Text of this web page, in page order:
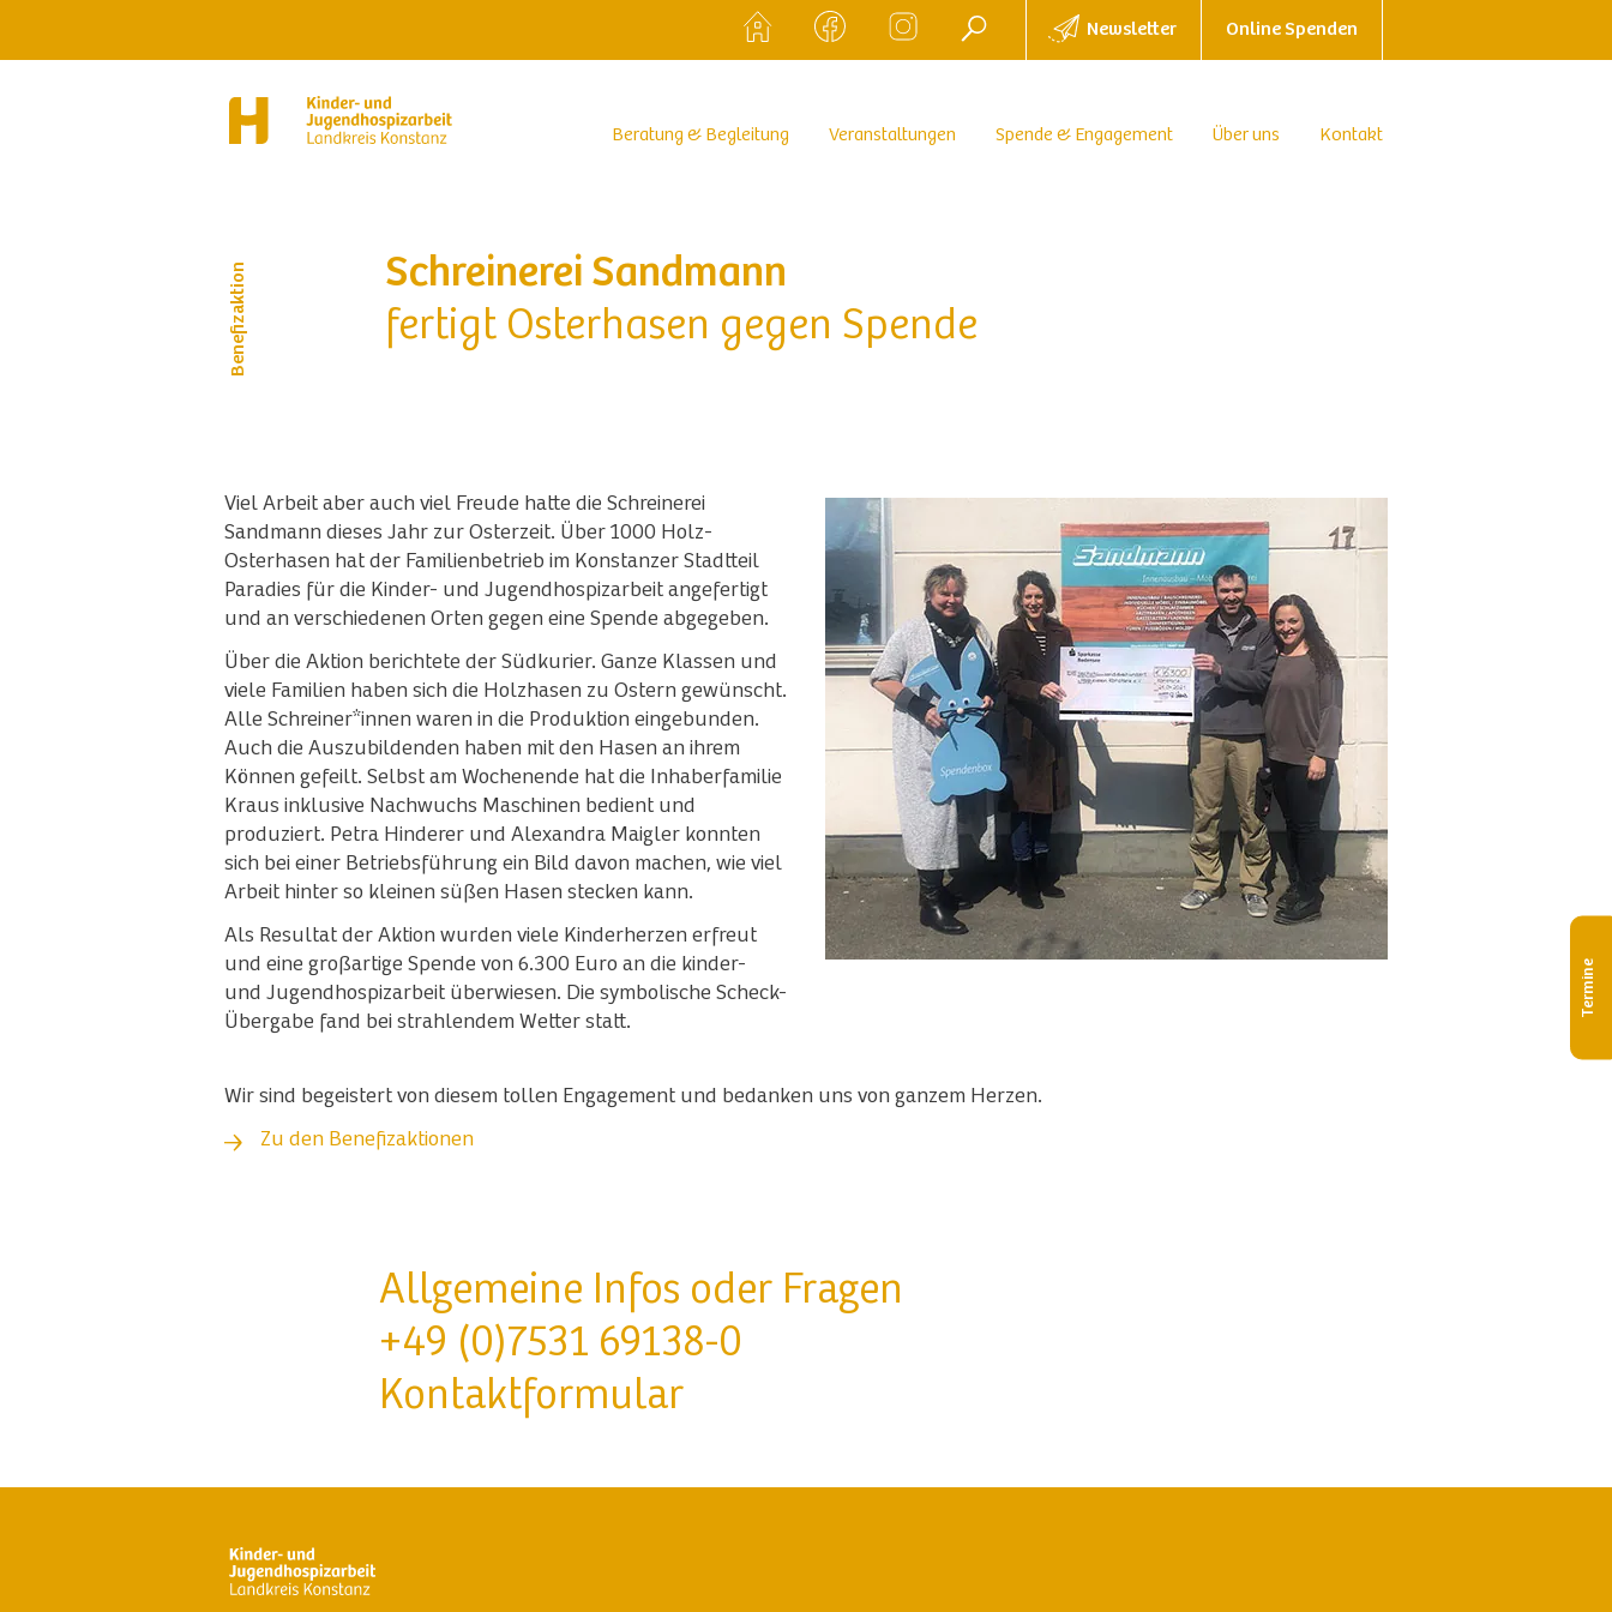
Newsletter Online Spenden
Beratung & Begleitung Veranstaltungen Spende & Engagement Über uns Kontakt
Benefizaktion
Schreinerei Sandmann
fertigt Osterhasen gegen Spende
Termine
Viel Arbeit aber auch viel Freude hatte die Schreinerei
Sandmann dieses Jahr zur Osterzeit. Über 1000 Holz-
Osterhasen hat der Familienbetrieb im Konstanzer Stadtteil
Paradies für die Kinder- und Jugendhospizarbeit angefertigt
und an verschiedenen Orten gegen eine Spende abgegeben.
Über die Aktion berichtete der Südkurier. Ganze Klassen und
viele Familien haben sich die Holzhasen zu Ostern gewünscht.
Alle Schreiner*innen waren in die Produktion eingebunden.
Auch die Auszubildenden haben mit den Hasen an ihrem
Können gefeilt. Selbst am Wochenende hat die Inhaberfamilie
Kraus inklusive Nachwuchs Maschinen bedient und
produziert. Petra Hinderer und Alexandra Maigler konnten
sich bei einer Betriebsführung ein Bild davon machen, wie viel
Arbeit hinter so kleinen süßen Hasen stecken kann.
Als Resultat der Aktion wurden viele Kinderherzen erfreut
und eine großartige Spende von 6.300 Euro an die kinder-
und Jugendhospizarbeit überwiesen. Die symbolische Scheck-
Übergabe fand bei strahlendem Wetter statt.
Wir sind begeistert von diesem tollen Engagement und bedanken uns von ganzem Herzen.
Zu den Benefizaktionen
Allgemeine Infos oder Fragen
+49 (0)7531 69138-0
Kontaktformular